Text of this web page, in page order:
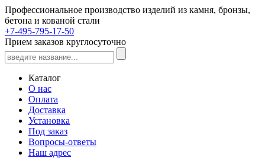
Профессиональное производство изделий из камня, бронзы,
бетона и кованой стали
+7-495-795-17-50
Прием заказов круглосуточно
Каталог
О нас
Оплата
Доставка
Установка
Под заказ
Вопросы-ответы
Наш адрес